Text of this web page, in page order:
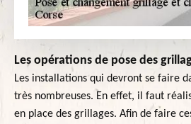
Les opérations de pose des
Les installations qui devront se faire
très nombreuses. En effet, il faut
en place des grillages. Afin de faire